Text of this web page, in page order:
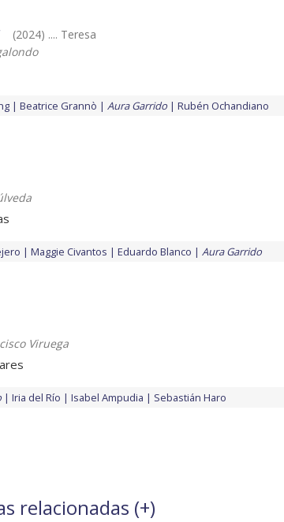
(2024) .... Teresa
Beatrice Grannò Aura Garrido Rubén Ochandiano
Maggie Civantos Eduardo Blanco Aura Garrido
Viruega
Iria del Río Isabel Ampudia Sebastián Haro
relacionadas (+)